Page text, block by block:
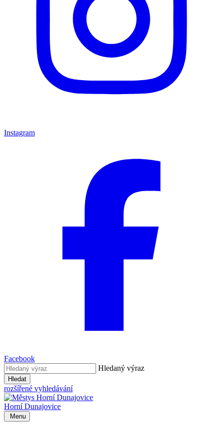
Instagram
Facebook
Hledaný výraz
Hledat
rozšířené vyhledávání
Horní Dunajovice
Menu